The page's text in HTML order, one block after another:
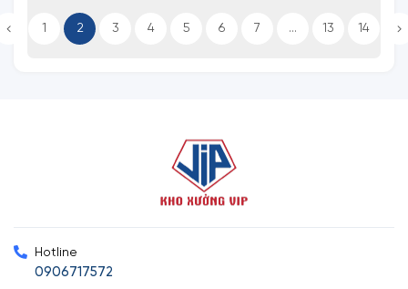
1 2 3 4 5 6 7 ... 13 14
Hotline
0906717572